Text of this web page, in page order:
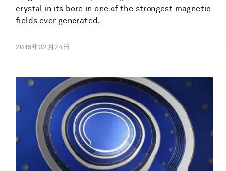
crystal in its bore in one of the strongest magnetic
fields ever generated.
2016年02月24日